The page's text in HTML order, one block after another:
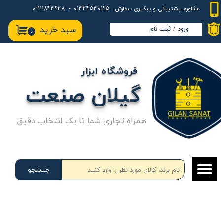
مشاوره، پشتیبانی و پیگیری سفارش:
۰ سبد خرید ورود / ثبت نام
حساب کاربری من
تغییر گذر واژه
سفارشات
خروج از حساب کاربری
جستجو
گیلان صنعت
فروشگاه ابزار
همراه تجاری شما تا یک انتخاب دقیق